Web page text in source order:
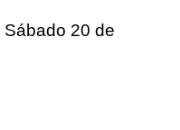
Sábado 20 de